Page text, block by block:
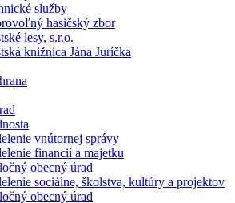
služby
hasičský zbor
lesy, s.r.o.
knižnica Jána Juríčka
vnútornej správy
financií a majetku
obecný úrad
sociálne, školstva, kultúry a projektov
obecný úrad